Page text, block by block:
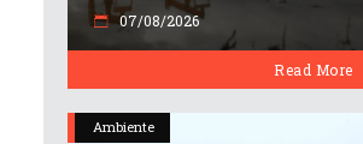
07/08/2026
Read More
Ambiente